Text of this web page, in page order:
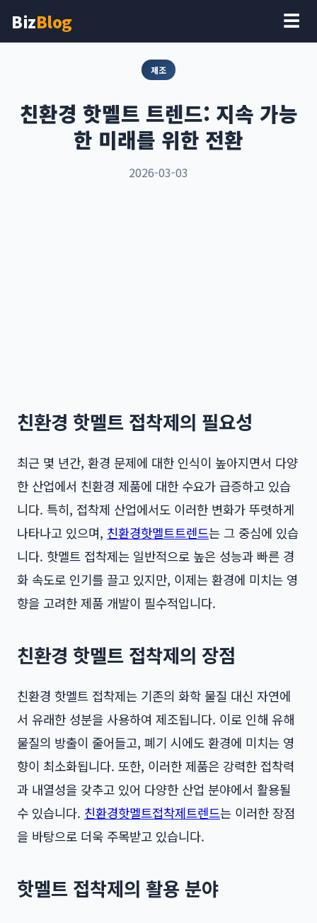
BizBlog ☰
제조
친환경 핫멜트 트렌드: 지속 가능
한 미래를 위한 전환
2026-03-03
친환경 핫멜트 접착제의 필요성
최근 몇 년간, 환경 문제에 대한 인식이 높아지면서 다양
한 산업에서 친환경 제품에 대한 수요가 급증하고 있습
니다. 특히, 접착제 산업에서도 이러한 변화가 뚜렷하게
나타나고 있으며, 친환경핫멜트트렌드는 그 중심에 있습
니다. 핫멜트 접착제는 일반적으로 높은 성능과 빠른 경
화 속도로 인기를 끌고 있지만, 이제는 환경에 미치는 영
향을 고려한 제품 개발이 필수적입니다.
친환경 핫멜트 접착제의 장점
친환경 핫멜트 접착제는 기존의 화학 물질 대신 자연에
서 유래한 성분을 사용하여 제조됩니다. 이로 인해 유해
물질의 방출이 줄어들고, 폐기 시에도 환경에 미치는 영
향이 최소화됩니다. 또한, 이러한 제품은 강력한 접착력
과 내열성을 갖추고 있어 다양한 산업 분야에서 활용될
수 있습니다. 친환경핫멜트접착제트렌드는 이러한 장점
을 바탕으로 더욱 주목받고 있습니다.
핫멜트 접착제의 활용 분야